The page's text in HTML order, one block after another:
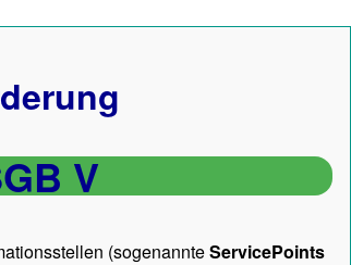
V
(sogenannteServicePoints